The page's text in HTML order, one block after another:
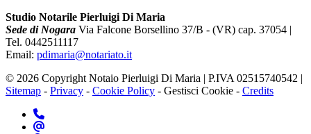
Studio Notarile Pierluigi Di Maria
Sede di Nogara Via Falcone Borsellino 37/B - (VR) cap. 37054 |
Tel. 0442511117
Email: pdimaria@notariato.it
© 2026 Copyright Notaio Pierluigi Di Maria | P.IVA 02515740542 |
Sitemap - Privacy - Cookie Policy - Gestisci Cookie - Credits